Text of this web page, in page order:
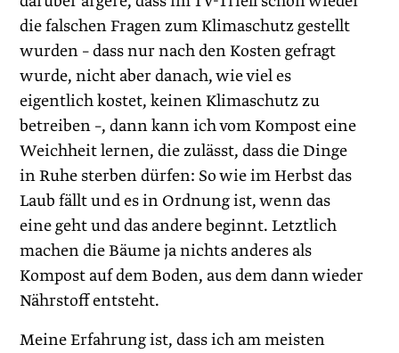
die falschen Fragen zum Klimaschutz gestellt
wurden – dass nur nach den Kosten gefragt
wurde, nicht aber danach, wie viel es
eigentlich kostet, keinen Klimaschutz zu
betreiben –, dann kann ich vom Kompost eine
Weichheit lernen, die zulässt, dass die Dinge
in Ruhe sterben dürfen: So wie im Herbst das
Laub fällt und es in Ordnung ist, wenn das
eine geht und das andere beginnt. Letztlich
machen die Bäume ja nichts anderes als
Kompost auf dem Boden, aus dem dann wieder
Nährstoff entsteht.
Meine Erfahrung ist, dass ich am meisten